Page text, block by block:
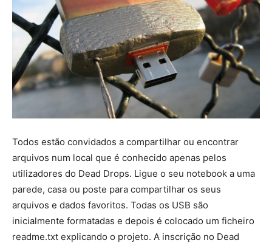
Todos estão convidados a compartilhar ou encontrar
arquivos num local que é conhecido apenas pelos
utilizadores do Dead Drops. Ligue o seu notebook a uma
parede, casa ou poste para compartilhar os seus
arquivos e dados favoritos. Todas os USB são
inicialmente formatadas e depois é colocado um ficheiro
readme.txt explicando o projeto. A inscrição no Dead